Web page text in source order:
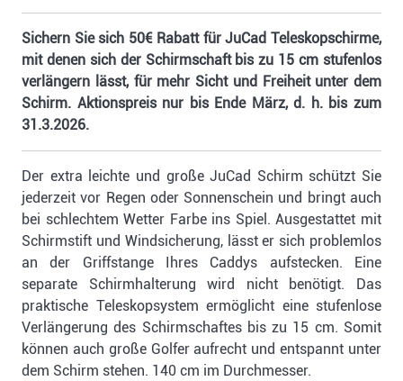
Sichern Sie sich 50€ Rabatt für JuCad Teleskopschirme,
mit denen sich der Schirmschaft bis zu 15 cm stufenlos
verlängern lässt, für mehr Sicht und Freiheit unter dem
Schirm. Aktionspreis nur bis Ende März, d. h. bis zum
31.3.2026.
Der extra leichte und große JuCad Schirm schützt Sie
jederzeit vor Regen oder Sonnenschein und bringt auch
bei schlechtem Wetter Farbe ins Spiel. Ausgestattet mit
Schirmstift und Windsicherung, lässt er sich problemlos
an der Griffstange Ihres Caddys aufstecken. Eine
separate Schirmhalterung wird nicht benötigt. Das
praktische Teleskopsystem ermöglicht eine stufenlose
Verlängerung des Schirmschaftes bis zu 15 cm. Somit
können auch große Golfer aufrecht und entspannt unter
dem Schirm stehen. 140 cm im Durchmesser.